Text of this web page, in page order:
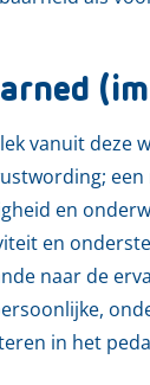
vanuit deze
en
en
naar de
in het